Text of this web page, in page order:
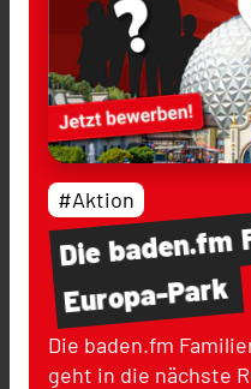
Diebaden.fm
Europa-Park
#Aktion
Die baden.fm
geht in die nächste